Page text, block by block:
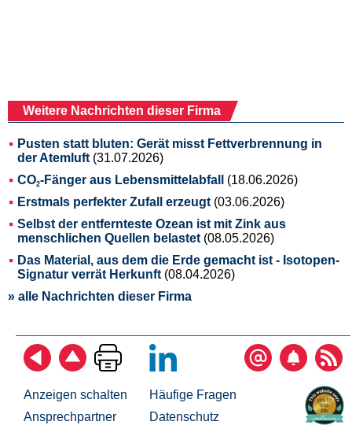
Weitere Nachrichten dieser Firma
Pusten statt bluten: Gerät misst Fettverbrennung in
der Atemluft (31.07.2026)
CO2-Fänger aus Lebensmittelabfall
(18.06.2026)
Erstmals perfekter Zufall erzeugt (03.06.2026)
Selbst der entfernteste Ozean ist mit Zink aus
menschlichen Quellen belastet (08.05.2026)
Das Material, aus dem die Erde gemacht ist - Isotopen-
Signatur verrät Herkunft (08.04.2026)
» alle Nachrichten dieser Firma
Anzeigen schalten
Ansprechpartner
Häufige Fragen
Datenschutz